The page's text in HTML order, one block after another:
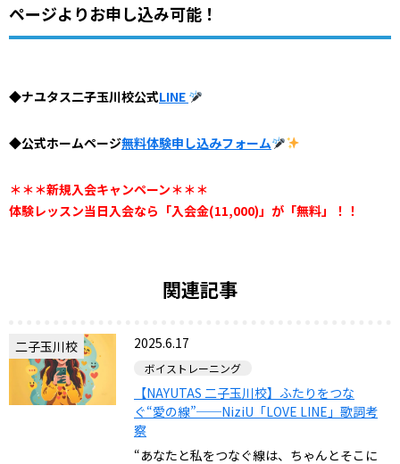
ページよりお申し込み可能！
◆ナユタス二子玉川校公式LINE
◆公式ホームページ無料体験申し込みフォーム
＊＊＊新規入会キャンペーン＊＊＊
体験レッスン当日入会なら「入会金(11,000)」が「無料」！！
関連記事
二子玉川校 2025.6.17
ボイストレーニング
【NAYUTAS 二子玉川校】ふたりをつな
ぐ“愛の線”──NiziU「LOVE LINE」歌詞考
察
“あなたと私をつなぐ線は、ちゃんとそこに